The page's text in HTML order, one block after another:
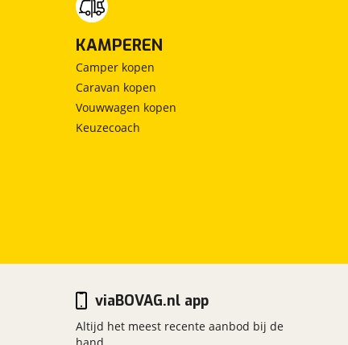
KAMPEREN
Camper kopen
Caravan kopen
Vouwwagen kopen
Keuzecoach
viaBOVAG.nl app
Altijd het meest recente aanbod bij de